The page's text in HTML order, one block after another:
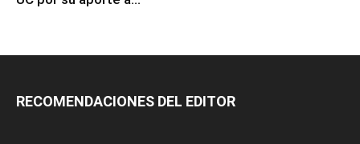
RECOMENDACIONES DEL EDITOR